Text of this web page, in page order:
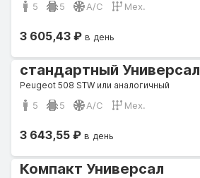
5 5 A/C Мех.
3 605,43 ₽ в день
стандартный Универсал
Peugeot 508 STW или аналогичный
5 5 A/C Мех.
3 643,55 ₽ в день
Компакт Универсал